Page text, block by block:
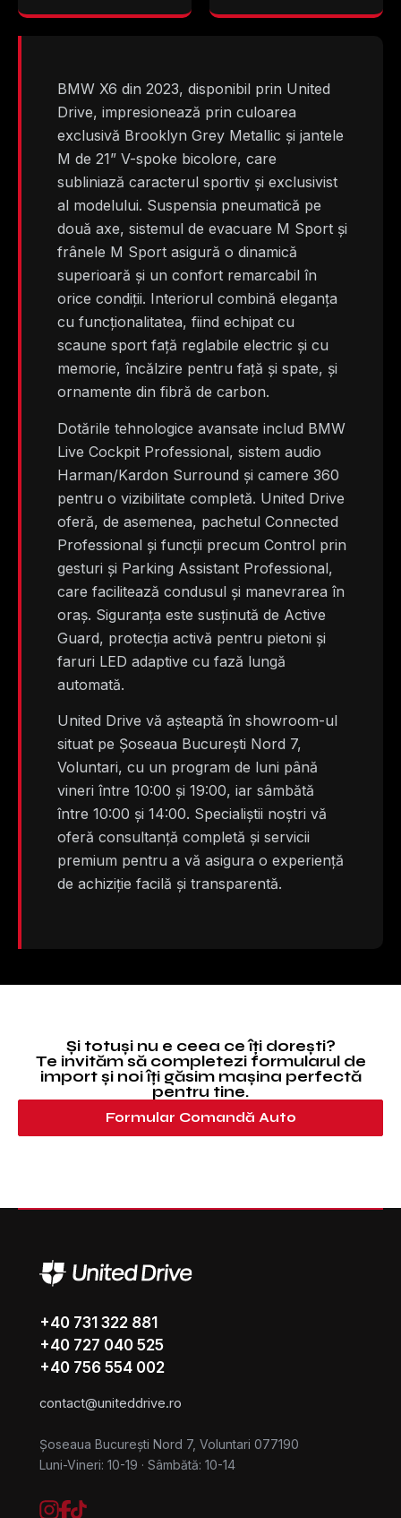
BMW X6 din 2023, disponibil prin United
Drive, impresionează prin culoarea
exclusivă Brooklyn Grey Metallic și jantele
M de 21” V-spoke bicolore, care
subliniază caracterul sportiv și exclusivist
al modelului. Suspensia pneumatică pe
două axe, sistemul de evacuare M Sport și
frânele M Sport asigură o dinamică
superioară și un confort remarcabil în
orice condiții. Interiorul combină eleganța
cu funcționalitatea, fiind echipat cu
scaune sport față reglabile electric și cu
memorie, încălzire pentru față și spate, și
ornamente din fibră de carbon.
Dotările tehnologice avansate includ BMW
Live Cockpit Professional, sistem audio
Harman/Kardon Surround și camere 360
pentru o vizibilitate completă. United Drive
oferă, de asemenea, pachetul Connected
Professional și funcții precum Control prin
gesturi și Parking Assistant Professional,
care facilitează condusul și manevrarea în
oraș. Siguranța este susținută de Active
Guard, protecția activă pentru pietoni și
faruri LED adaptive cu fază lungă
automată.
United Drive vă așteaptă în showroom-ul
situat pe Șoseaua București Nord 7,
Voluntari, cu un program de luni până
vineri între 10:00 și 19:00, iar sâmbătă
între 10:00 și 14:00. Specialiștii noștri vă
oferă consultanță completă și servicii
premium pentru a vă asigura o experiență
de achiziție facilă și transparentă.
Și totuși nu e ceea ce îți dorești?
Te invităm să completezi formularul de
import și noi îți găsim mașina perfectă
pentru tine.
Formular Comandă Auto
+40 731 322 881
+40 727 040 525
+40 756 554 002
contact@uniteddrive.ro
Șoseaua București Nord 7, Voluntari 077190
Luni-Vineri: 10-19 · Sâmbătă: 10-14